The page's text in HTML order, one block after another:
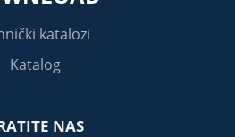
katalozi
Katalog
NAS